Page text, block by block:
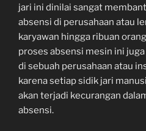
jari ini dinilai sangat
absensi di perusahaan atau
karyawan hingga ribuan
proses absensi mesin ini
di sebuah perusahaan atau
karena setiap sidik jari
akan terjadi kecurangan
absensi.